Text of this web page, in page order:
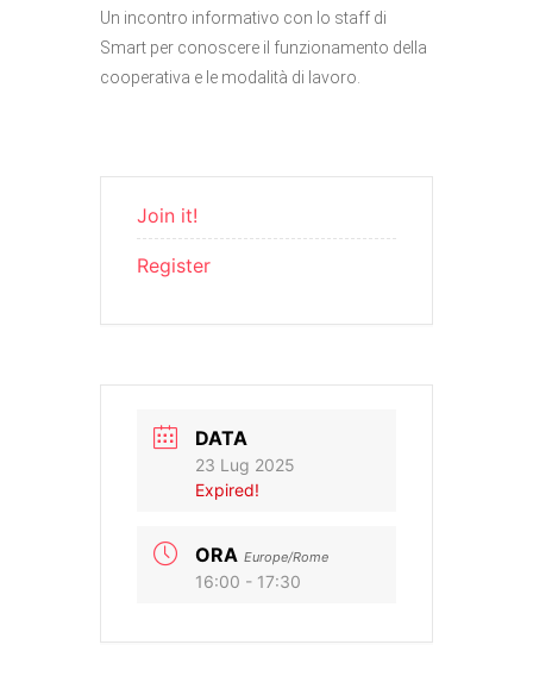
Un incontro informativo con lo staff di
Smart per conoscere il funzionamento della
cooperativa e le modalità di lavoro.
Join it!
Register
DATA
23 Lug 2025
Expired!
ORA Europe/Rome
16:00 - 17:30